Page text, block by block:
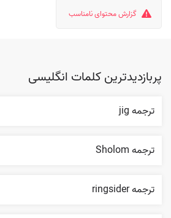
گزارش محتوای نامناسب
پربازدیدترین کلمات انگلیسی
ترجمه jig
ترجمه Sholom
ترجمه ringsider